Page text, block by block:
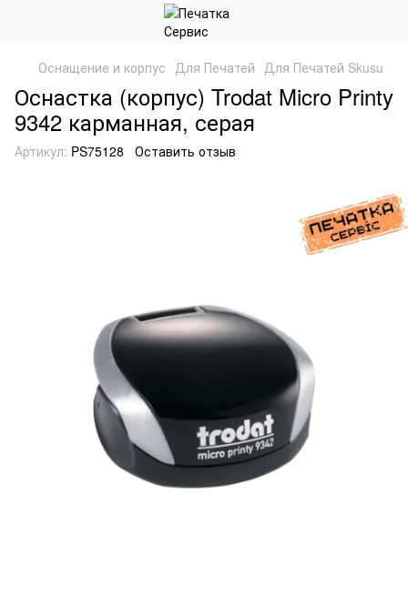
Оснащение и корпус Для Печатей Для Печатей Skusu
Оснастка (корпус) Trodat Micro Printy
9342 карманная, серая
Артикул: PS75128 Оставить отзыв